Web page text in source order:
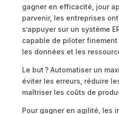
gagner en efficacité, jour
parvenir, les entreprises
s’appuyer sur un système
capable de piloter finement
les données et les
Le but ? Automatiser un
éviter les erreurs, réduire
maîtriser les coûts de
Pour gagner en agilité, les